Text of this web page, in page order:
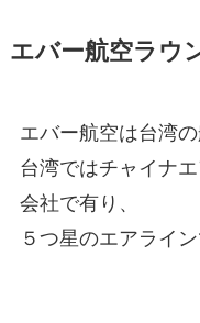
エバー航空ラウ
エバー航空は台湾の
台湾ではチャイナ
会社で有り、
５つ星のエアライ